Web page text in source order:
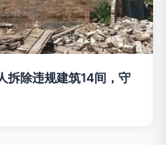
拆除违规建筑14间，守